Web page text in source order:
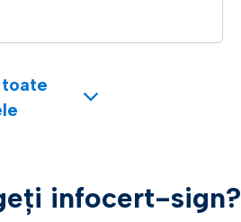
infocert-sign?